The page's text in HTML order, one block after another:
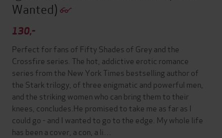
Wanted)
130,-
Perfect for fans of Fifty Shades of Grey and the
Crossfire series. The hot, addictive erotic romance
series from the New York Times bestselling author of
the Stark trilogy, of three enigmatic and powerful men,
and the striking women who can bring them to their
knees, concludes.He promised to take me as far as I
could go - and I wanted to go to the edge. My whole life
has been a cover, a con, a li…